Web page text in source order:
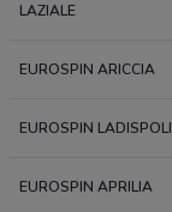
LAZIALE
EUROSPIN ARICCIA
EUROSPIN LADISPOLI
EUROSPIN APRILIA